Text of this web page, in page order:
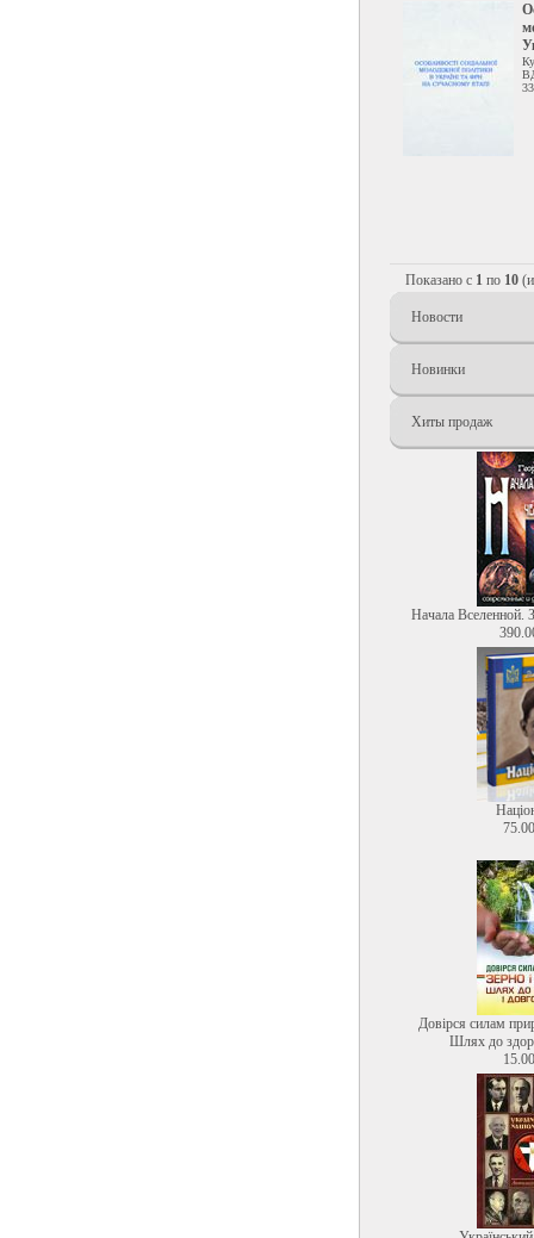
Показано с 1 по 10
Новости
Новинки
Хиты продаж
Начала Вселенной.
Довірся силам
Шлях до